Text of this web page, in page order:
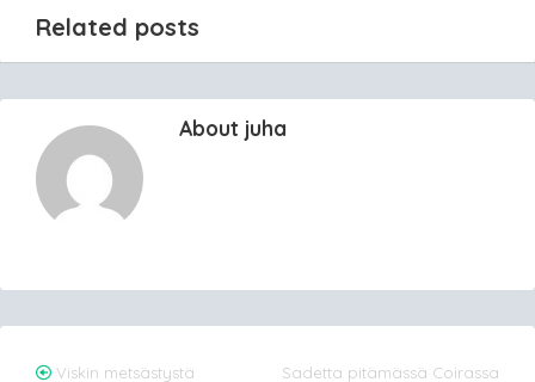
Related posts
About juha
Viskin metsästystä
Sadetta pitämässä Coirassa